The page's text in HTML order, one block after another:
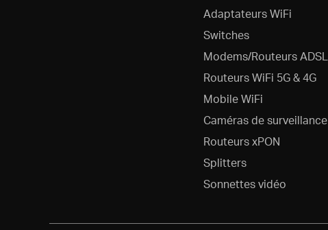
Adaptateurs WiFi
Switches
Modems/Routeurs ADSL
Routeurs WiFi 5G & 4G
Mobile WiFi
Caméras de surveillance
Routeurs xPON
Splitters
Sonnettes vidéo